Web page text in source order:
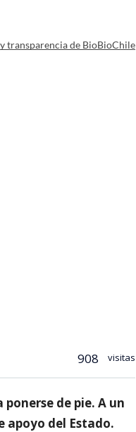
transparencia de BioBioChile
908 visitas
de pie. A un
apoyo del Estado.